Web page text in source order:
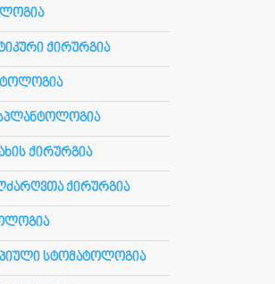
ქირურგია
ქირურგია
ქირურგია
სტომატოლოგია